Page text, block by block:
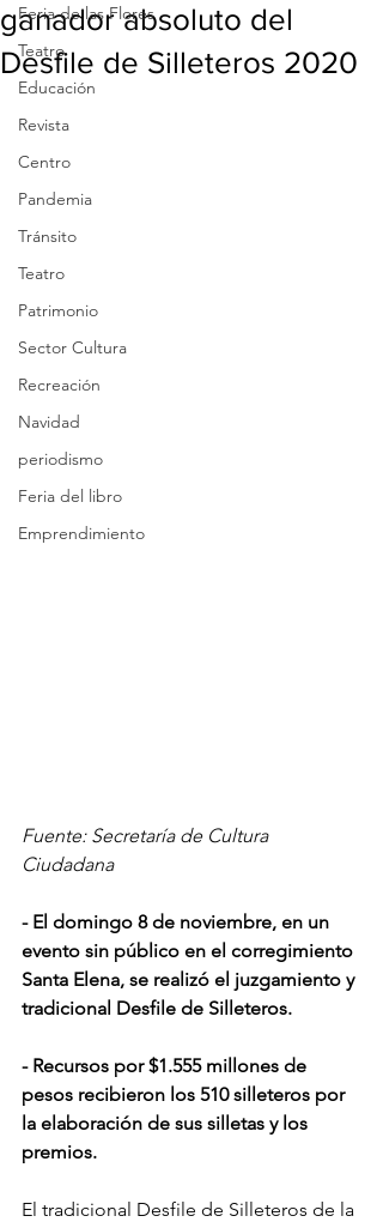
Feria de las Flores
Teatro
Educación
Revista
Centro
Pandemia
Tránsito
Teatro
Patrimonio
Sector Cultura
Recreación
Navidad
periodismo
Feria del libro
Emprendimiento
ganador absoluto del
Desfile de Silleteros 2020
Fuente: Secretaría de Cultura
Ciudadana
- El domingo 8 de noviembre, en un
evento sin público en el corregimiento
Santa Elena, se realizó el juzgamiento y
tradicional Desfile de Silleteros.
- Recursos por $1.555 millones de
pesos recibieron los 510 silleteros por
la elaboración de sus silletas y los
premios.
El tradicional Desfile de Silleteros de la